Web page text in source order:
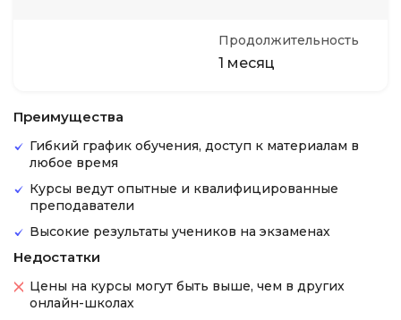
Продолжительность
1 месяц
Преимущества
Гибкий график обучения, доступ к материалам в
любое время
Курсы ведут опытные и квалифицированные
преподаватели
Высокие результаты учеников на экзаменах
Недостатки
Цены на курсы могут быть выше, чем в других
онлайн-школах